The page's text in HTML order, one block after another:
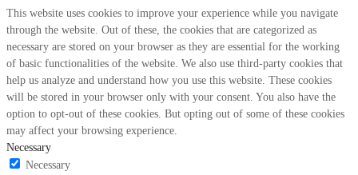
This website uses cookies to improve your experience while you navigate
through the website. Out of these, the cookies that are categorized as
necessary are stored on your browser as they are essential for the working
of basic functionalities of the website. We also use third-party cookies that
help us analyze and understand how you use this website. These cookies
will be stored in your browser only with your consent. You also have the
option to opt-out of these cookies. But opting out of some of these cookies
may affect your browsing experience.
Necessary
Necessary